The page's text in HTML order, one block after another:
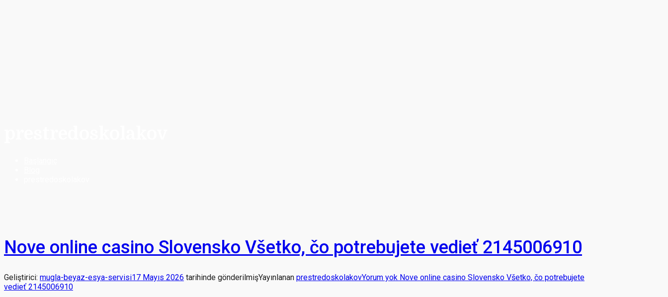
Nove online casino Slovensko Všetko, čo potrebujete vedieť 2145006910
Geliştirici: mugla-beyaz-esya-servisi17 Mayıs 2026 tarihinde gönderilmişYayınlanan prestredoskolakovYorum yok Nove online casino Slovensko Všetko, čo potrebujete
vedieť 2145006910